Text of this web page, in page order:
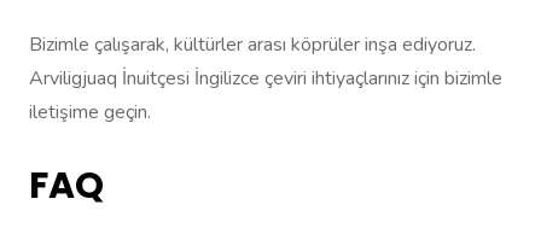
Bizimle çalışarak, kültürler arası köprüler inşa ediyoruz.
Arviligjuaq İnuitçesi İngilizce çeviri ihtiyaçlarınız için bizimle
iletişime geçin.
FAQ